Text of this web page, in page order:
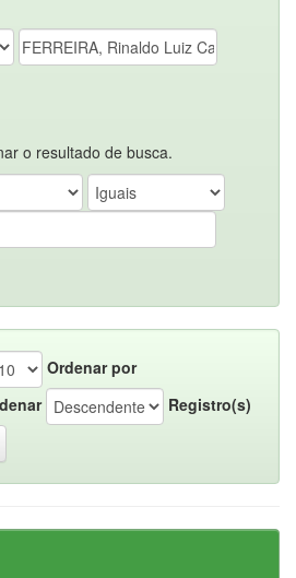
o resultado de busca.
Ordenar por
Registro(s)